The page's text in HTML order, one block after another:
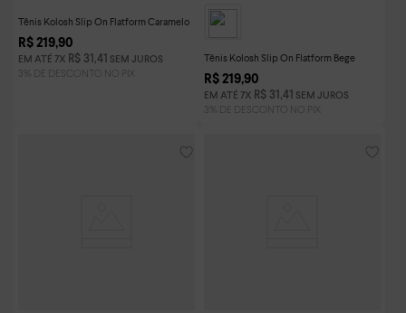
Tênis Kolosh Slip On Flatform Caramelo
R$ 219,90
EM ATÉ 7X R$ 31 ,41 SEM JUROS
Tênis Kolosh Slip On Flatform Bege
R$ 219,90
EM ATÉ 7X R$ 31 ,41 SEM JUROS